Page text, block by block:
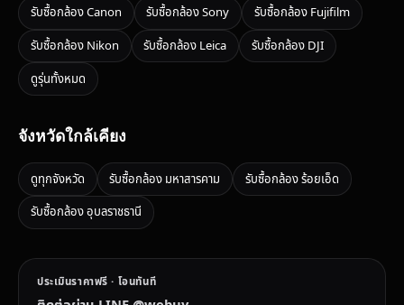
รับซื้อกล้อง Canon รับซื้อกล้อง Sony
รับซื้อกล้อง Fujifilm
รับซื้อกล้อง Nikon
รับซื้อกล้อง Leica
รับซื้อกล้อง DJI
ดูรุ่นทั้งหมด
จังหวัดใกล้เคียง
ดูทุกจังหวัด รับซื้อกล้อง มหาสารคาม
รับซื้อกล้อง ร้อยเอ็ด
รับซื้อกล้อง อุบลราชธานี
ประเมินราคาฟรี · โอนทันที